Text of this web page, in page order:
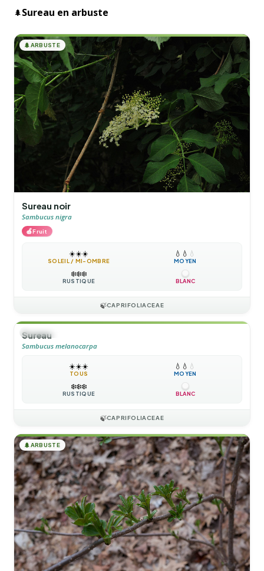
🌲Sureau en arbuste
🌲ARBUSTE
Sureau noir
Sambucus nigra
🍎Fruit
☀️☀️☀️
SOLEIL / MI-OMBRE
💧 💧 💧
MOYEN
❄️❄️❄️
RUSTIQUE BLANC
🍃CAPRIFOLIACEAE
🌲ARBUSTE
Sureau
Sambucus melanocarpa
☀️☀️☀️
TOUS
💧 💧 💧
MOYEN
❄️❄️❄️
RUSTIQUE BLANC
🍃CAPRIFOLIACEAE
🌲ARBUSTE